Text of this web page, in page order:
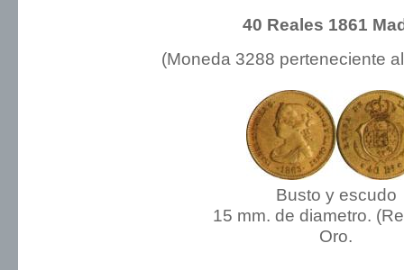
40 Reales 1861
(Moneda 3288 perteneciente
Busto y escudo
15 mm. de diametro.
Oro.